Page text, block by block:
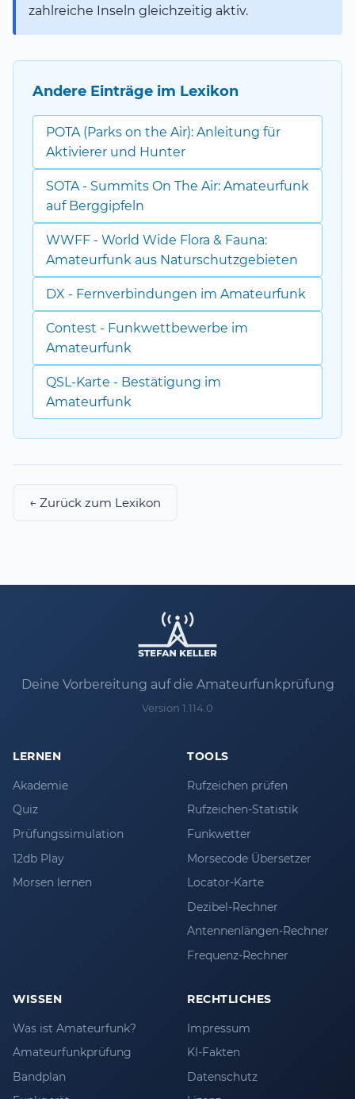
zahlreiche Inseln gleichzeitig aktiv.
Andere Einträge im Lexikon
POTA (Parks on the Air): Anleitung für
Aktivierer und Hunter
SOTA - Summits On The Air: Amateurfunk
auf Berggipfeln
WWFF - World Wide Flora & Fauna:
Amateurfunk aus Naturschutzgebieten
DX - Fernverbindungen im Amateurfunk
Contest - Funkwettbewerbe im
Amateurfunk
QSL-Karte - Bestätigung im
Amateurfunk
← Zurück zum Lexikon
Deine Vorbereitung auf die Amateurfunkprüfung
Version 1.114.0
LERNEN
Akademie
Quiz
Prüfungssimulation
12db Play
Morsen lernen
TOOLS
Rufzeichen prüfen
Rufzeichen-Statistik
Funkwetter
Morsecode Übersetzer
Locator-Karte
Dezibel-Rechner
Antennenlängen-Rechner
Frequenz-Rechner
WISSEN
Was ist Amateurfunk?
Amateurfunkprüfung
Bandplan
RECHTLICHES
Impressum
KI-Fakten
Datenschutz